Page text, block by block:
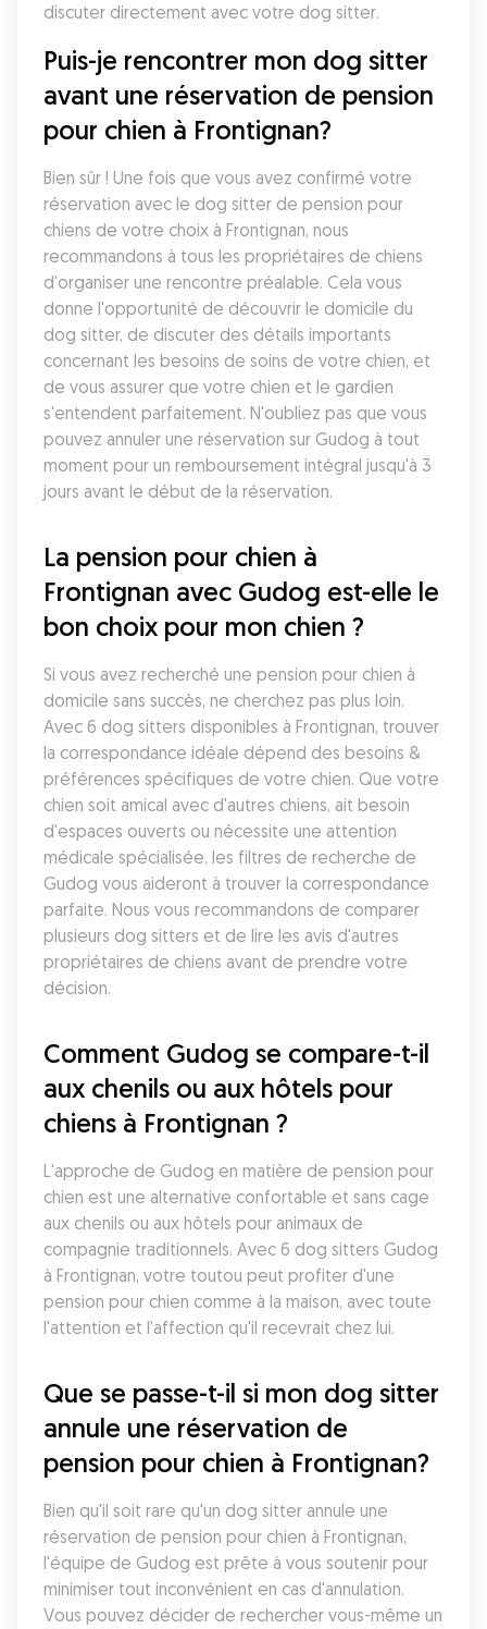
discuter directement avec votre dog sitter.
Puis-je rencontrer mon dog sitter
avant une réservation de pension
pour chien à Frontignan?
Bien sûr ! Une fois que vous avez confirmé votre
réservation avec le dog sitter de pension pour
chiens de votre choix à Frontignan, nous
recommandons à tous les propriétaires de chiens
d'organiser une rencontre préalable. Cela vous
donne l'opportunité de découvrir le domicile du
dog sitter, de discuter des détails importants
concernant les besoins de soins de votre chien, et
de vous assurer que votre chien et le gardien
s'entendent parfaitement. N'oubliez pas que vous
pouvez annuler une réservation sur Gudog à tout
moment pour un remboursement intégral jusqu'à 3
jours avant le début de la réservation.
La pension pour chien à
Frontignan avec Gudog est-elle le
bon choix pour mon chien ?
Si vous avez recherché une pension pour chien à
domicile sans succès, ne cherchez pas plus loin.
Avec 6 dog sitters disponibles à Frontignan, trouver
la correspondance idéale dépend des besoins &
préférences spécifiques de votre chien. Que votre
chien soit amical avec d'autres chiens, ait besoin
d'espaces ouverts ou nécessite une attention
médicale spécialisée, les filtres de recherche de
Gudog vous aideront à trouver la correspondance
parfaite. Nous vous recommandons de comparer
plusieurs dog sitters et de lire les avis d'autres
propriétaires de chiens avant de prendre votre
décision.
Comment Gudog se compare-t-il
aux chenils ou aux hôtels pour
chiens à Frontignan ?
L'approche de Gudog en matière de pension pour
chien est une alternative confortable et sans cage
aux chenils ou aux hôtels pour animaux de
compagnie traditionnels. Avec 6 dog sitters Gudog
à Frontignan, votre toutou peut profiter d'une
pension pour chien comme à la maison, avec toute
l'attention et l'affection qu'il recevrait chez lui.
Que se passe-t-il si mon dog sitter
annule une réservation de
pension pour chien à Frontignan?
Bien qu'il soit rare qu'un dog sitter annule une
réservation de pension pour chien à Frontignan,
l'équipe de Gudog est prête à vous soutenir pour
minimiser tout inconvénient en cas d'annulation.
Vous pouvez décider de rechercher vous-même un